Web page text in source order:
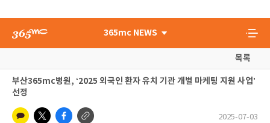
365mc NEWS
목록
부산365mc병원, ‘2025 외국인 환자 유치 기관 개별 마케팅 지원 사업’
선정
2025-07-03